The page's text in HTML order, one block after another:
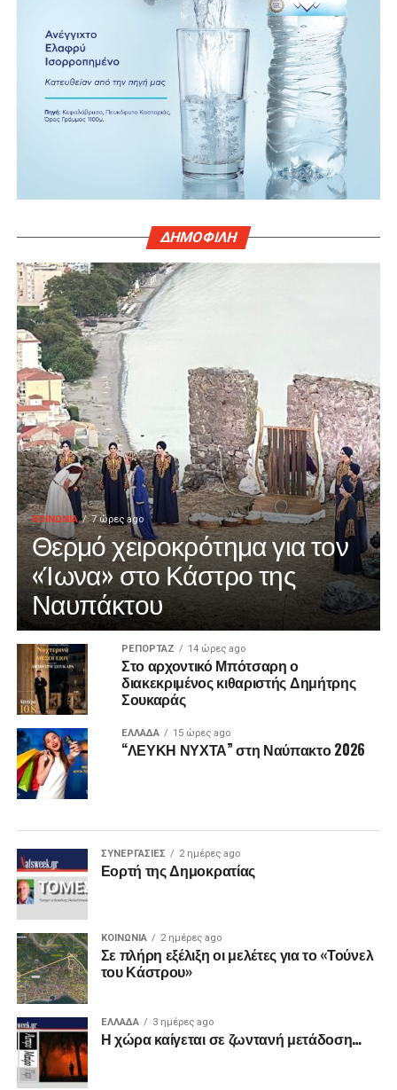
ΔΗΜΟΦΙΛΗ
ΚΟΙΝΩΝΙΑ 7 ώρες ago
Θερμό χειροκρότημα για τον
«Ίωνα» στο Κάστρο της
Ναυπάκτου
ΡΕΠΟΡΤΑΖ 14 ώρες ago
Στο αρχοντικό Μπότσαρη ο
διακεκριμένος κιθαριστής Δημήτρης
Σουκαράς
ΕΛΛΑΔΑ 15 ώρες ago
“ΛΕΥΚΗ ΝΥΧΤΑ” στη Ναύπακτο 2026
ΣΥΝΕΡΓΑΣΙΕΣ 2 ημέρες ago
Εορτή της Δημοκρατίας
ΚΟΙΝΩΝΙΑ 2 ημέρες ago
Σε πλήρη εξέλιξη οι μελέτες για το «Τούνελ
του Κάστρου»
ΕΛΛΑΔΑ 3 ημέρες ago
Η χώρα καίγεται σε ζωντανή μετάδοση…